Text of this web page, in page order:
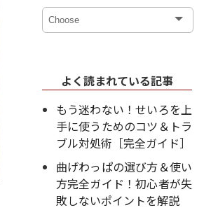
よく読まれている記事
もう迷わない！せいろを上
手に使うためのコツ＆トラ
ブル対処術［完全ガイド］
曲げわっぱの選び方＆使い
方完全ガイド！初心者が失
敗しないポイントを解説